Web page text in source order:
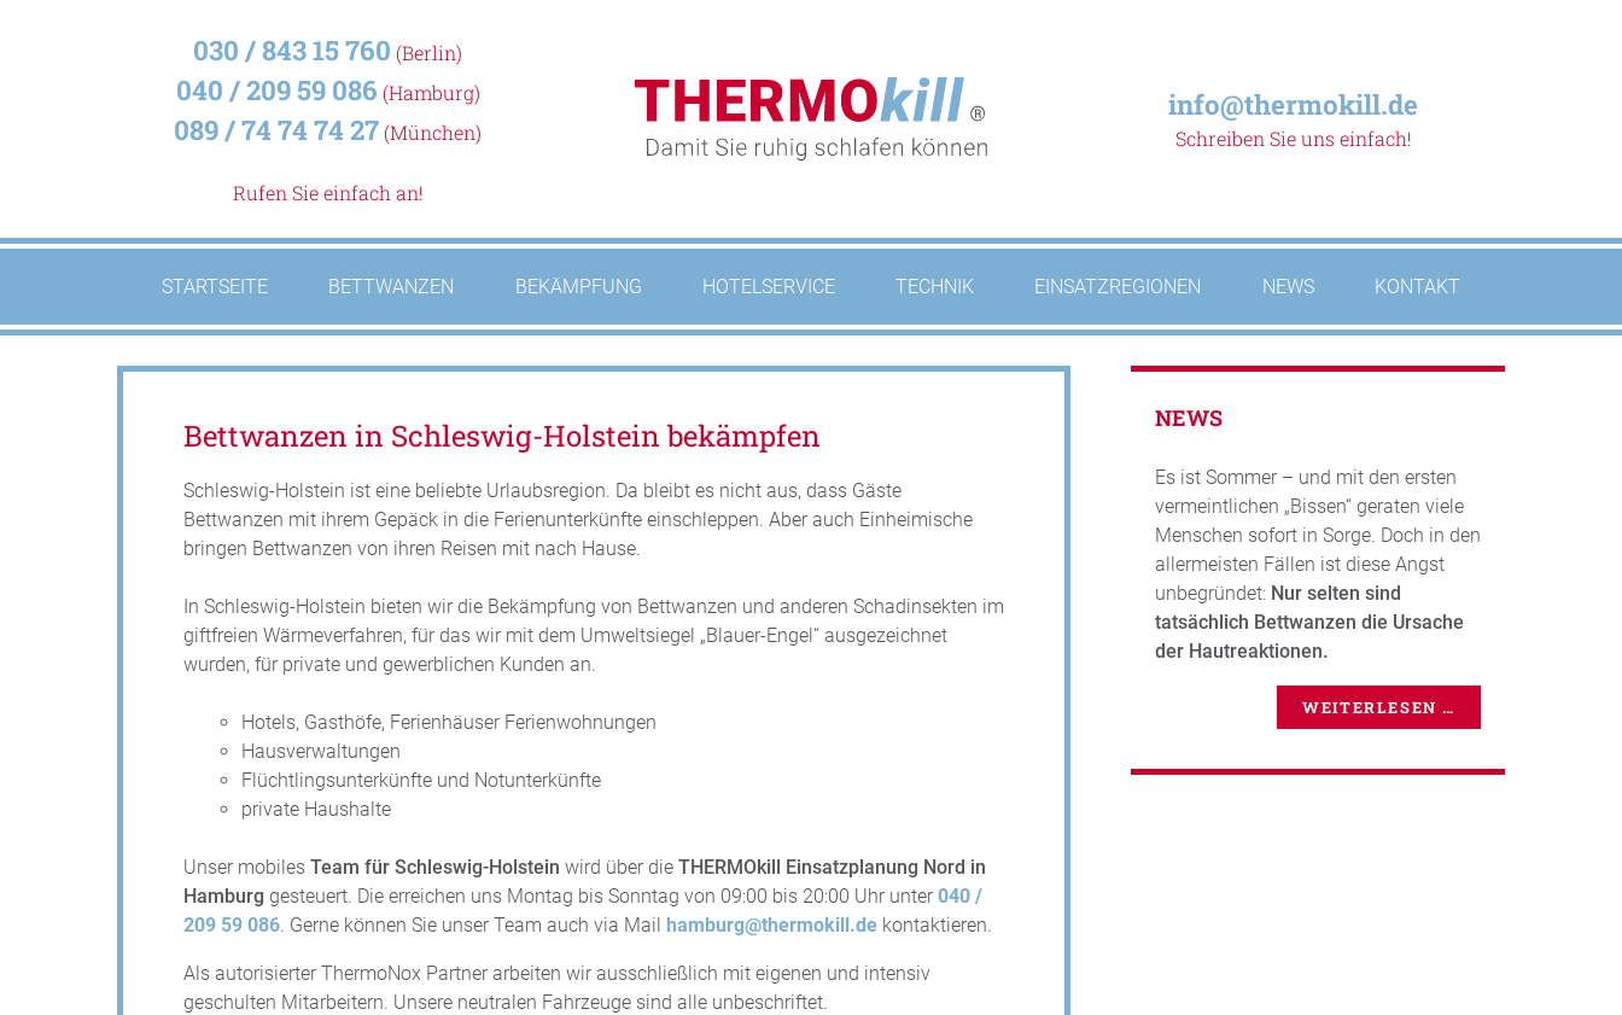
030 / 843 15 760 (Berlin)
040 / 209 59 086 (Hamburg)
089 / 74 74 74 27(München)
Rufen Sie einfach an!
info@thermokill.de
Schreiben Sie uns einfach!
STARTSEITE BETTWANZEN BEKÄMPFUNG HOTELSERVICE TECHNIK EINSATZREGIONEN NEWS KONTAKT
Bettwanzen in Schleswig-Holstein bekämpfen
Schleswig-Holstein ist eine beliebte Urlaubsregion. Da bleibt es nicht aus, dass Gäste
Bettwanzen mit ihrem Gepäck in die Ferienunterkünfte einschleppen. Aber auch Einheimische
bringen Bettwanzen von ihren Reisen mit nach Hause.
In Schleswig-Holstein bieten wir die Bekämpfung von Bettwanzen und anderen Schadinsekten im
giftfreien Wärmeverfahren, für das wir mit dem Umweltsiegel „Blauer-Engel“ ausgezeichnet
wurden, für private und gewerblichen Kunden an.
Hotels, Gasthöfe, Ferienhäuser Ferienwohnungen
Hausverwaltungen
Flüchtlingsunterkünfte und Notunterkünfte
private Haushalte
Unser mobiles Team für Schleswig-Holstein wird über die THERMOkill Einsatzplanung Nord in
Hamburg gesteuert. Die erreichen uns Montag bis Sonntag von 09:00 bis 20:00 Uhr unter 040 /
209 59 086. Gerne können Sie unser Team auch via Mail hamburg@thermokill.de kontaktieren.
Als autorisierter ThermoNox Partner arbeiten wir ausschließlich mit eigenen und intensiv
geschulten Mitarbeitern. Unsere neutralen Fahrzeuge sind alle unbeschriftet.
NEWS
Es ist Sommer – und mit den ersten
vermeintlichen „Bissen“ geraten viele
Menschen sofort in Sorge. Doch in den
allermeisten Fällen ist diese Angst
unbegründet: Nur selten sind
tatsächlich Bettwanzen die Ursache
der Hautreaktionen.
WEITERLESEN …